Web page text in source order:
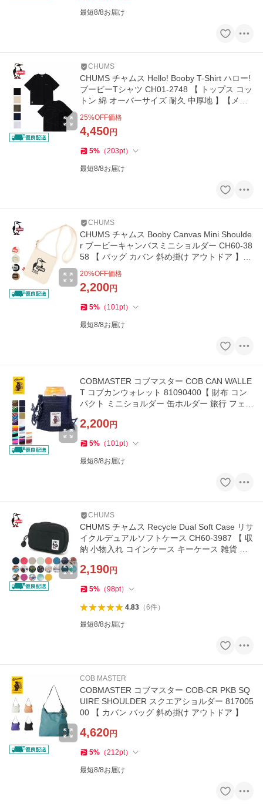
最短8/8お届け
CHUMS
CHUMS チャムス Hello! Booby T-Shirt ハロー!
ブービーTシャツ CH01-2748 【 トップス コッ
トン 綿 オーバーサイズ 耐久 中厚地 】【メー
25%OFF価格
4,450円
5% （203pt）
最短8/8お届け
CHUMS
CHUMS チャムス Booby Canvas Mini Shoulde
r ブービーキャンバスミニショルダー CH60-38
58 【 バッグ カバン 斜め掛け アウトドア 】
20%OFF価格
2,200円
5% （ 101pt）
最短8/8お届け
COBMASTER コブマスター COB CAN WALLE
T コブカンウォレット 81090400【 財布 コン
パクト ミニショルダー 缶ホルダー 旅行 フェス
2,200円
5% （ 101pt）
最短8/8お届け
CHUMS
CHUMS チャムス Recycle Dual Soft Case リサ
イクルデュアルソフトケース CH60-3987 【 収
納 小物入れ コインケース キーケース 雑貨 】
2,190円
5% （98pt）
4.83（6件）
最短8/8お届け
COB MASTER
COBMASTER コブマスター COB-CR PKB SQ
UIRE SHOULDER スクエアショルダー 817005
00 【 カバン バッグ 斜め掛け アウトドア 】
4,620円
5% （212pt）
最短8/8お届け